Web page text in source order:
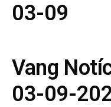
03-09
Vang
03-09-